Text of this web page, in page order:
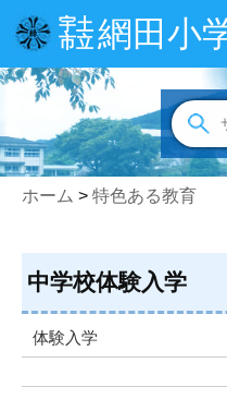
宇土
市立 網田小
ホーム > 特色ある教育
中学校体験入学
体験入学